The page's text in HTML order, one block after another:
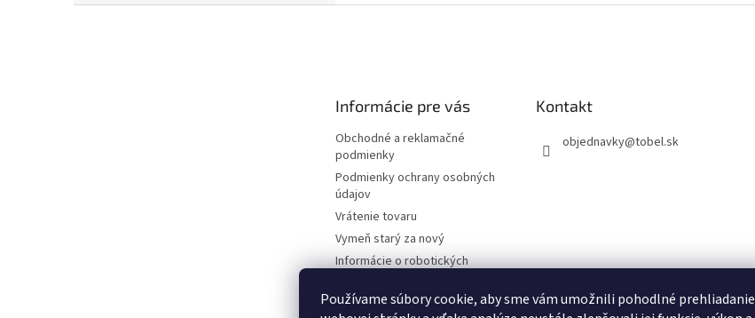
Používame súbory cookie, aby sme vám umožnili pohodlné prehliadanie
Informácie pre vás
Obchodné a reklamačné
podmienky
Podmienky ochrany osobných
údajov
Vrátenie tovaru
Vymeň starý za nový
Informácie o robotických
Požičovňa - Technické
Kontakt
objednavky@tobel.sk